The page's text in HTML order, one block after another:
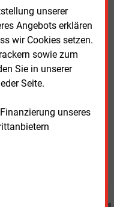
unserer
Angebots erklären
wir Cookies setzen.
sowie zum
Sie in unserer
Seite.
unseres
belgischen und
zufolge neue
insbesondere im
elektrische Lkw
allein in Europa ein
Milliarden Euro in